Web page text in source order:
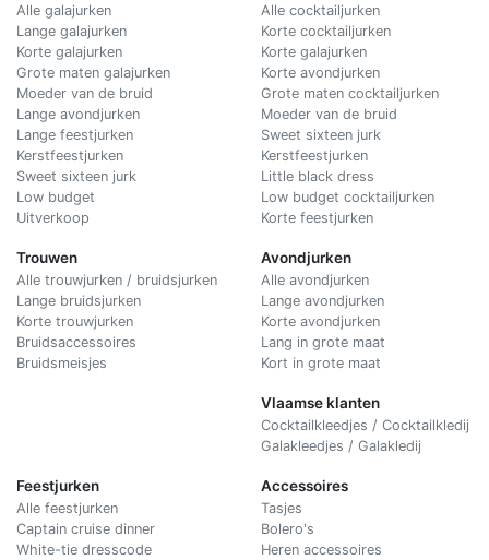
Alle galajurken
Lange galajurken
Korte galajurken
Grote maten galajurken
Moeder van de bruid
Lange avondjurken
Lange feestjurken
Kerstfeestjurken
Sweet sixteen jurk
Low budget
Uitverkoop
Trouwen
Alle trouwjurken / bruidsjurken
Lange bruidsjurken
Korte trouwjurken
Bruidsaccessoires
Bruidsmeisjes
Alle cocktailjurken
Korte cocktailjurken
Korte galajurken
Korte avondjurken
Grote maten cocktailjurken
Moeder van de bruid
Sweet sixteen jurk
Kerstfeestjurken
Little black dress
Low budget cocktailjurken
Korte feestjurken
Avondjurken
Alle avondjurken
Lange avondjurken
Korte avondjurken
Lang in grote maat
Kort in grote maat
Vlaamse klanten
Cocktailkleedjes / Cocktailkledij
Galakleedjes / Galakledij
Feestjurken
Alle feestjurken
Captain cruise dinner
White-tie dresscode
Accessoires
Tasjes
Bolero's
Heren accessoires